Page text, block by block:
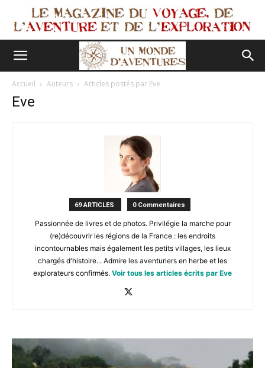
Accueil Auteurs Articles postés par Eve
Eve
69 ARTICLES 0 Commentaires
Passionnée de livres et de photos. Privilégie la marche pour
(re)découvrir les régions de la France : les endroits
incontournables mais également les petits villages, les lieux
chargés d'histoire... Admire les aventuriers en herbe et les
explorateurs confirmés. Voir tous les articles écrits par Eve